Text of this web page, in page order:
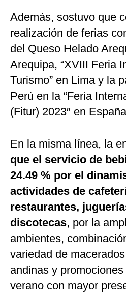
Además, sostuvo que
realización de ferias
del Queso Helado
Arequipa, “XVIII Feria
Turismo” en Lima y la
Perú en la “Feria
(Fitur) 2023″ en
En la misma línea, la
que el servicio de
24.49 % por el
actividades de
restaurantes,
discotecas, por la
ambientes,
variedad de
andinas y
verano con mayor